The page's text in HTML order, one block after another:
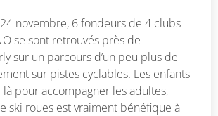
novembre, 6 fondeurs de 4 clubs
se sont retrouvés près de
sur un parcours d’un peu plus de
sur pistes cyclables. Les enfants
pour accompagner les adultes,
ski roues est vraiment bénéfique à